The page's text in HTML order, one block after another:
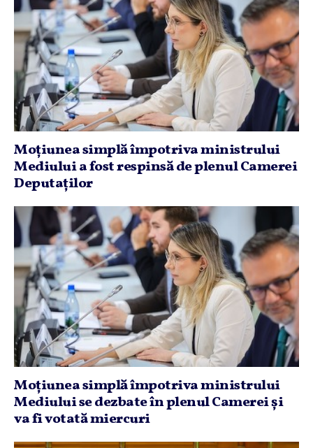
Moţiunea simplă împotriva ministrului
Mediului a fost respinsă de plenul Camerei
Deputaţilor
Moţiunea simplă împotriva ministrului
Mediului se dezbate în plenul Camerei şi
va fi votată miercuri